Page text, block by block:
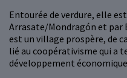
Entourée de verdure, elle
Arrasate/Mondragón et par
est un village prospère, de
lié au coopérativisme qui a
développement